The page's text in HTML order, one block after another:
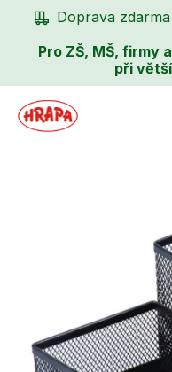
Doprava
Pro ZŠ, MŠ, firmy
při